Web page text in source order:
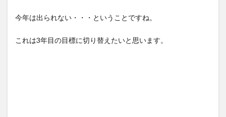
今年は出られない・・・ということですね。
これは3年目の目標に切り替えたいと思います。